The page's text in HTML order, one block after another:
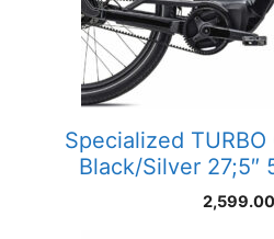
Specialized TURBO
Black/Silver 27;5″
2,599.00